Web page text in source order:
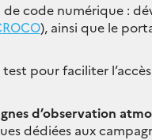
de code numérique :
), ainsi que le
pour faciliter
d’observation
dédiées aux